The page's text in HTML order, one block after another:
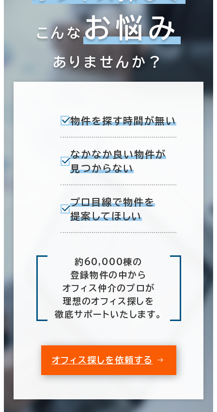
こんなお悩み
ありませんか？
物件を探す時間が無い
なかなか良い物件が
見つからない
プロ目線で物件を
提案してほしい
約60,000棟の
登録物件の中から
オフィス仲介のプロが
理想のオフィス探しを
徹底サポートいたします。
オフィス探しを依頼する